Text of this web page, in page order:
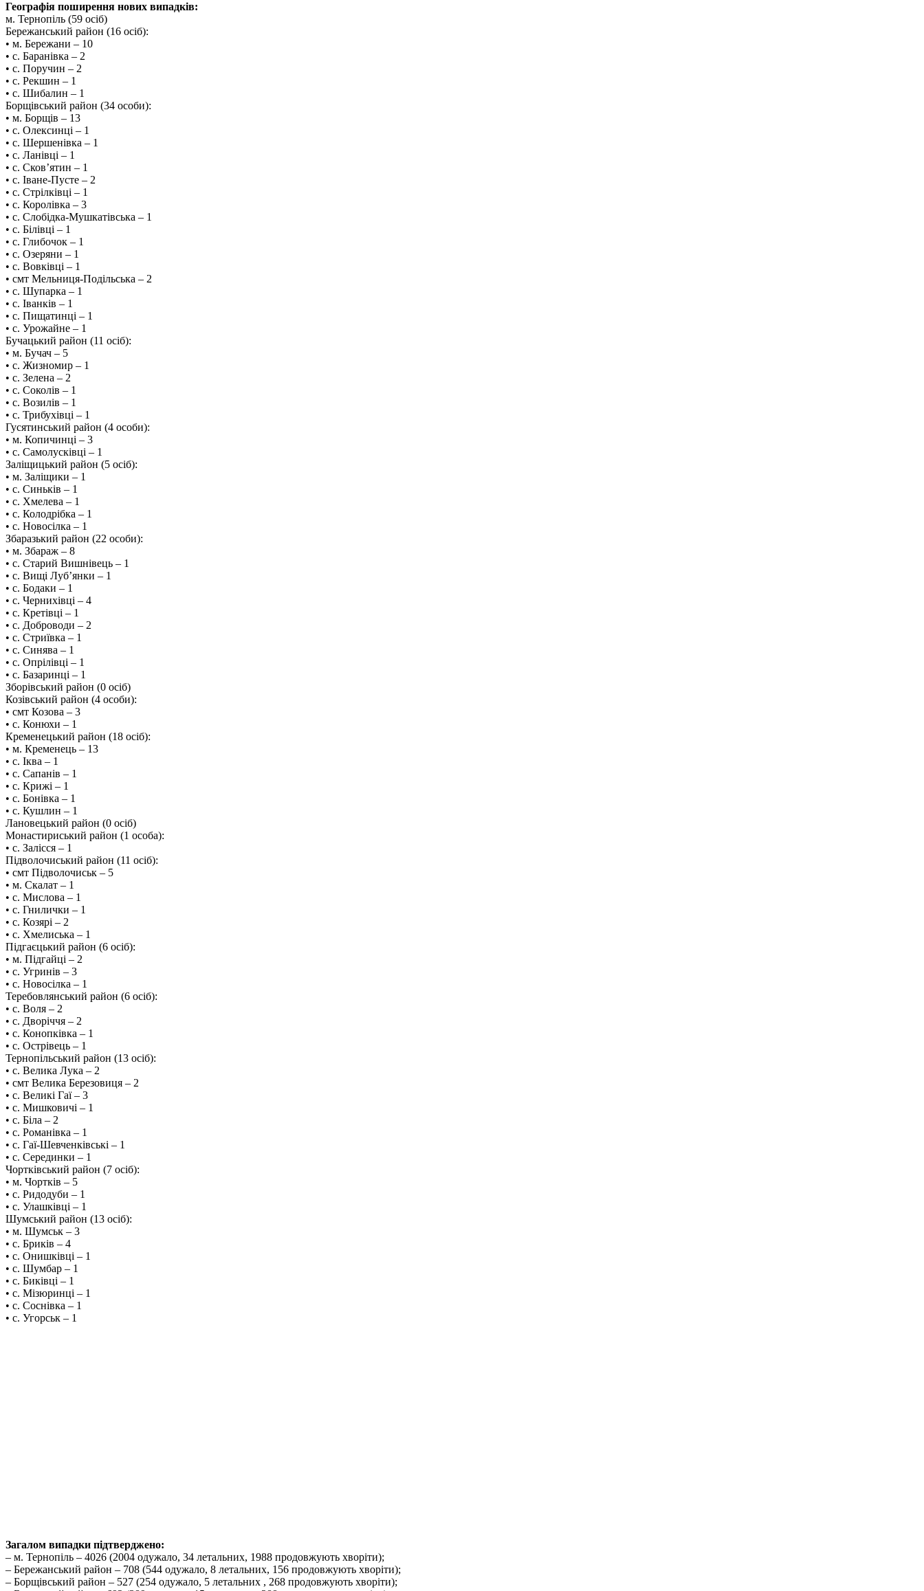
Географія поширення нових випадків:
м. Тернопіль (59 осіб)
Бережанський район (16 осіб):
• м. Бережани – 10
• с. Баранівка – 2
• с. Поручин – 2
• с. Рекшин – 1
• с. Шибалин – 1
Борщівський район (34 особи):
• м. Борщів – 13
• с. Олексинці – 1
• с. Шершенівка – 1
• с. Ланівці – 1
• с. Сков’ятин – 1
• с. Іване-Пусте – 2
• с. Стрілківці – 1
• с. Королівка – 3
• с. Слобідка-Мушкатівська – 1
• с. Білівці – 1
• с. Глибочок – 1
• с. Озеряни – 1
• с. Вовківці – 1
• смт Мельниця-Подільська – 2
• с. Шупарка – 1
• с. Іванків – 1
• с. Пищатинці – 1
• с. Урожайне – 1
Бучацький район (11 осіб):
• м. Бучач – 5
• с. Жизномир – 1
• с. Зелена – 2
• с. Соколів – 1
• с. Возилів – 1
• с. Трибухівці – 1
Гусятинський район (4 особи):
• м. Копичинці – 3
• с. Самолусківці – 1
Заліщицький район (5 осіб):
• м. Заліщики – 1
• с. Синьків – 1
• с. Хмелева – 1
• с. Колодрібка – 1
• с. Новосілка – 1
Збаразький район (22 особи):
• м. Збараж – 8
• с. Старий Вишнівець – 1
• с. Вищі Луб’янки – 1
• с. Бодаки – 1
• с. Чернихівці – 4
• с. Кретівці – 1
• с. Доброводи – 2
• с. Стриївка – 1
• с. Синява – 1
• с. Опрілівці – 1
• с. Базаринці – 1
Зборівський район (0 осіб)
Козівський район (4 особи):
• смт Козова – 3
• с. Конюхи – 1
Кременецький район (18 осіб):
• м. Кременець – 13
• с. Іква – 1
• с. Сапанів – 1
• с. Крижі – 1
• с. Бонівка – 1
• с. Кушлин – 1
️Лановецький район (0 осіб)
️Монастириський район (1 особа):
• с. Залісся – 1
Підволочиський район (11 осіб):
• смт Підволочиськ – 5
• м. Скалат – 1
• с. Мислова – 1
• с. Гнилички – 1
• с. Козярі – 2
• с. Хмелиська – 1
Підгаєцький район (6 осіб):
• м. Підгайці – 2
• с. Угринів – 3
• с. Новосілка – 1
Теребовлянський район (6 осіб):
• с. Воля – 2
• с. Дворіччя – 2
• с. Конопківка – 1
• с. Острівець – 1
Тернопільський район (13 осіб):
• с. Велика Лука – 2
• смт Велика Березовиця – 2
• с. Великі Гаї – 3
• с. Мишковичі – 1
• с. Біла – 2
• с. Романівка – 1
• с. Гаї-Шевченківські – 1
• с. Серединки – 1
️Чортківський район (7 осіб):
• м. Чортків – 5
• с. Ридодуби – 1
• с. Улашківці – 1
Шумський район (13 осіб):
• м. Шумськ – 3
• с. Бриків – 4
• с. Онишківці – 1
• с. Шумбар – 1
• с. Биківці – 1
• с. Мізюринці – 1
• с. Соснівка – 1
• с. Угорськ – 1
Загалом випадки підтверджено:
– м. Тернопіль – 4026 (2004 одужало, 34 летальних, 1988 продовжують хворіти);
– Бережанський район – 708 (544 одужало, 8 летальних, 156 продовжують хворіти);
– Борщівський район – 527 (254 одужало, 5 летальних , 268 продовжують хворіти);